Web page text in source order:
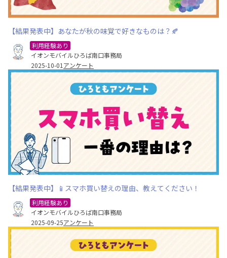
【結果発表中】あなたが秋の味覚で好きなものは？🍂
利用経験あり
イオンモバイルひろば南口事務局
2025-10-01 アンケート
【結果発表中】📱スマホ買い替えの理由、教えてください！
利用経験あり
イオンモバイルひろば南口事務局
2025-09-25アンケート